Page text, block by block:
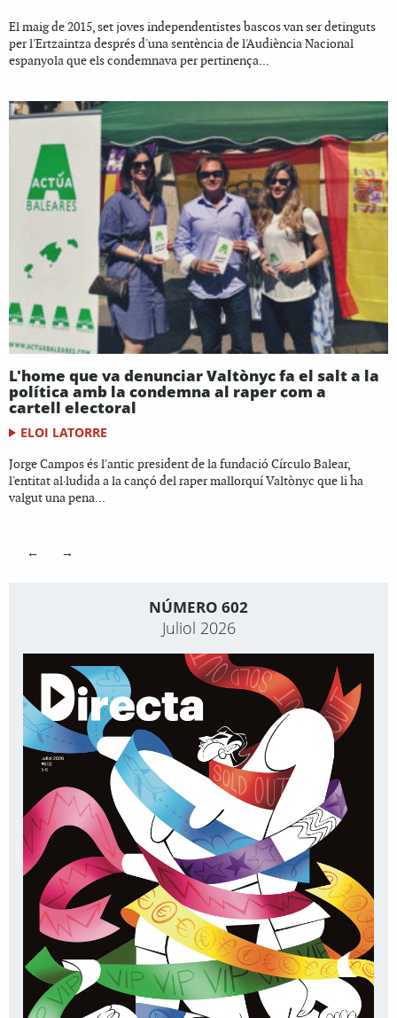
El maig de 2015, set joves independentistes bascos van ser detinguts
per l'Ertzaintza després d'una sentència de l'Audiència Nacional
espanyola que els condemnava per pertinença...
L'home que va denunciar Valtònyc fa el salt a la
política amb la condemna al raper com a
cartell electoral
ELOI LATORRE
Jorge Campos és l'antic president de la fundació Círculo Balear,
l'entitat al·ludida a la cançó del raper mallorquí Valtònyc que li ha
valgut una pena...
← →
NÚMERO 602
Juliol 2026